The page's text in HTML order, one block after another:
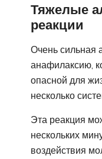
Тяжелые
реакции
Очень сильная
анафилаксию,
опасной для
несколько
Эта реакция
нескольких
воздействия